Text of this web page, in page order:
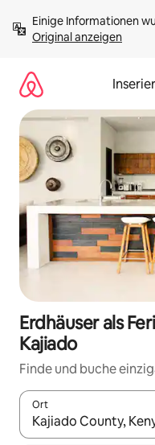
Inhalten
springenOriginal anzeigen
Erdhäuser als
Kajiado
Finde und buche
Ort
Wenn Ergebnisse